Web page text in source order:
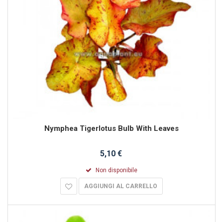
Nymphea Tigerlotus Bulb With Leaves
5,10 €
Non disponibile
AGGIUNGI AL CARRELLO